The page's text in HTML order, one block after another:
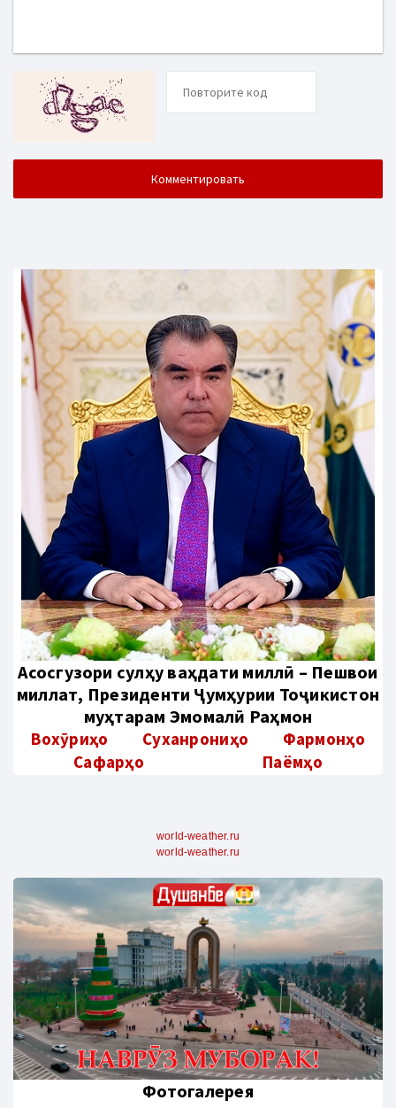
Aсосгузори сулҳу ваҳдати миллӣ – Пешвои
миллат, Президенти Ҷумҳурии Тоҷикистон
муҳтарам Эмомалӣ Раҳмон
Вохӯриҳо Суханрониҳо
Фармонҳо
Сафарҳо
Паёмҳо
world-weather.ru
world-weather.ru
Фотогалерея